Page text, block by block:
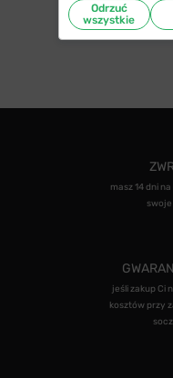
masz 14 dni
jeśli zakup Ci
kosztów przy
Odrzuć
wszystkie